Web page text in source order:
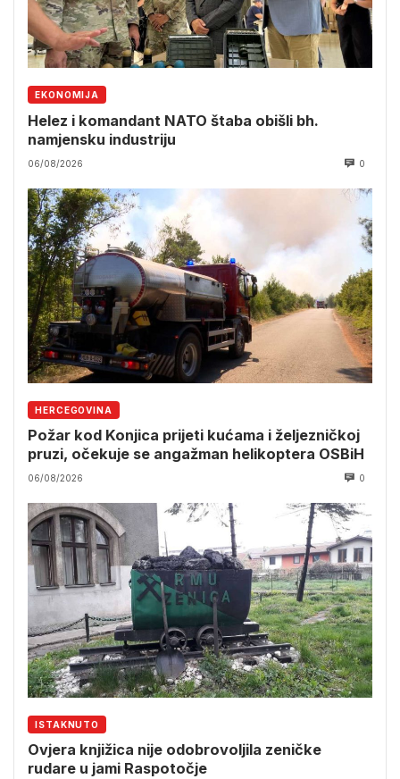
EKONOMIJA
Helez i komandant NATO štaba obišli bh.
namjensku industriju
06/08/2026 0
HERCEGOVINA
Požar kod Konjica prijeti kućama i željezničkoj
pruzi, očekuje se angažman helikoptera OSBiH
06/08/2026 0
ISTAKNUTO
Ovjera knjižica nije odobrovoljila zeničke
rudare u jami Raspotočje